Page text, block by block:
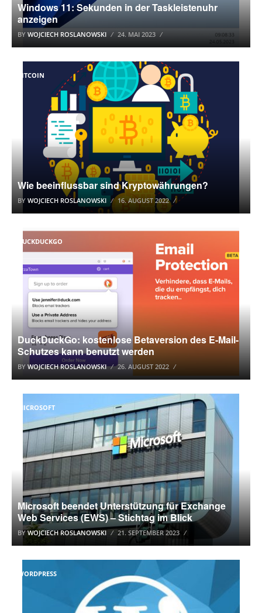
Windows 11: Sekunden in der Taskleistenuhr
anzeigen
BY WOJCIECH ROSLANOWSKI 24. MAI 2023
BITCOIN
Wie beeinflussbar sind Kryptowährungen?
BY WOJCIECH ROSLANOWSKI 16. AUGUST 2022
DUCKDUCKGO
DuckDuckGo: kostenlose Betaversion des E-Mail-
Schutzes kann benutzt werden
BY WOJCIECH ROSLANOWSKI 26. AUGUST 2022
MICROSOFT
Microsoft beendet Unterstützung für Exchange
Web Services (EWS) – Stichtag im Blick
BYWOJCIECH ROSLANOWSKI 21. SEPTEMBER 2023
WORDPRESS